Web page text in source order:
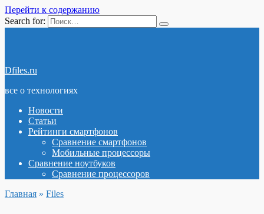
Перейти к содержанию
Search for:
Dfiles.ru
все о технологиях
Новости
Статьи
Рейтинги смартфонов
Сравнение смартфонов
Мобильные процессоры
Сравнение ноутбуков
Сравнение процессоров
Главная » Files